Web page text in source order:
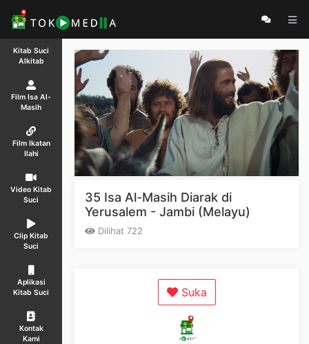
Kitab Suci
Alkitab
Film Isa Al-
Masih
Film Ikatan
Ilahi
Video Kitab
Suci
Clip Kitab
Suci
Aplikasi
Kitab Suci
Kontak
Kami
35 Isa Al-Masih Diarak di
Yerusalem - Jambi (Melayu)
Dilihat 722
Suka